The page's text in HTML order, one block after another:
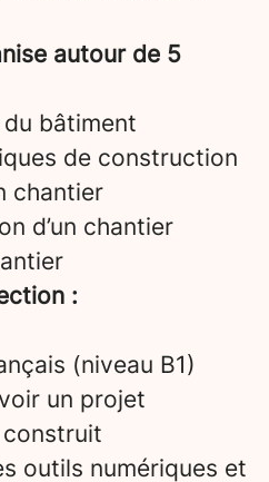
autour de 5
bâtiment
de construction
chantier
d’un chantier
:
(niveau B1)
un projet
outils numériques et